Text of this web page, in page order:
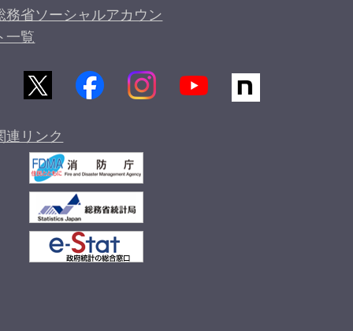
務省ソーシャルアカウン
一覧
連リンク